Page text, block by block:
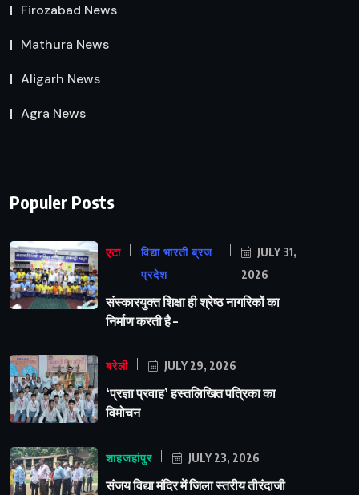
Firozabad News
Mathura News
Aligarh News
Agra News
Populer Posts
एटा
विद्या भारती ब्रज
प्रदेश
JULY 31,
2026
संस्कारयुक्त शिक्षा ही श्रेष्ठ नागरिकों का
निर्माण करती है –
बरेली JULY 29, 2026
‘प्रज्ञा प्रवाह’ हस्तलिखित पत्रिका का
विमोचन
शाहजहांपुर JULY 23, 2026
संजय विद्या मंदिर में जिला स्तरीय तीरंदाजी